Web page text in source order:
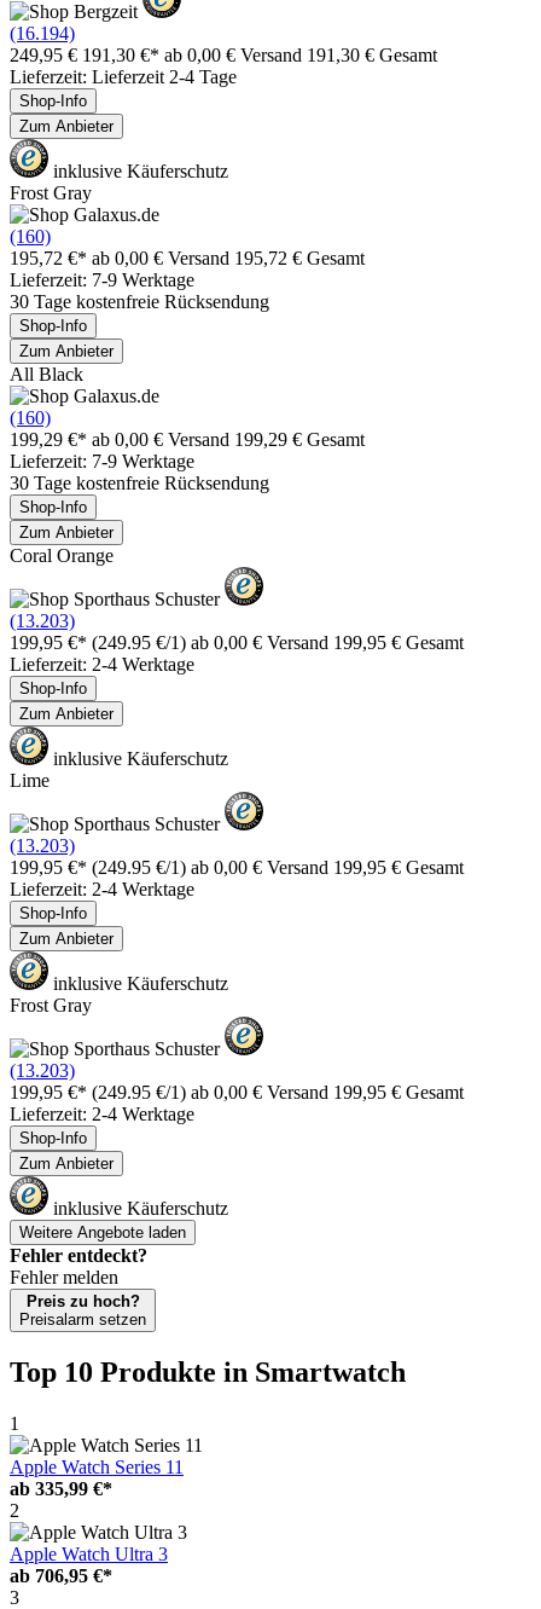
(16.194)
249,95 € 191,30 €* ab 0,00 € Versand 191,30 € Gesamt
Lieferzeit: Lieferzeit 2-4 Tage
Shop-Info
Zum Anbieter
inklusive Käuferschutz
Frost Gray
(160)
195,72 €* ab 0,00 € Versand 195,72 € Gesamt
Lieferzeit: 7-9 Werktage
30 Tage kostenfreie Rücksendung
Shop-Info
Zum Anbieter
All Black
(160)
199,29 €* ab 0,00 € Versand 199,29 € Gesamt
Lieferzeit: 7-9 Werktage
30 Tage kostenfreie Rücksendung
Shop-Info
Zum Anbieter
Coral Orange
(13.203)
199,95 €* (249.95 €/1) ab 0,00 € Versand 199,95 € Gesamt
Lieferzeit: 2-4 Werktage
Shop-Info
Zum Anbieter
inklusive Käuferschutz
Lime
(13.203)
199,95 €* (249.95 €/1) ab 0,00 € Versand 199,95 € Gesamt
Lieferzeit: 2-4 Werktage
Shop-Info
Zum Anbieter
inklusive Käuferschutz
Frost Gray
(13.203)
199,95 €* (249.95 €/1) ab 0,00 € Versand 199,95 € Gesamt
Lieferzeit: 2-4 Werktage
Shop-Info
Zum Anbieter
inklusive Käuferschutz
Weitere Angebote laden
Fehler entdeckt?
Fehler melden
Preis zu hoch?
Preisalarm setzen
Top 10 Produkte in Smartwatch
1
Apple Watch Series 11
ab 335,99 €*
2
Apple Watch Ultra 3
ab 706,95 €*
3